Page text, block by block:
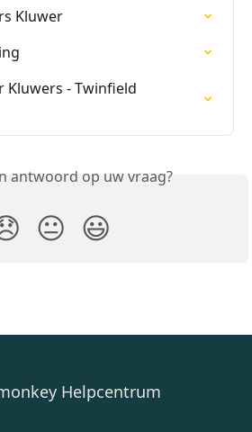
Kluwer
Kluwers - Twinfield
antwoord op uw vraag?
😐 😃